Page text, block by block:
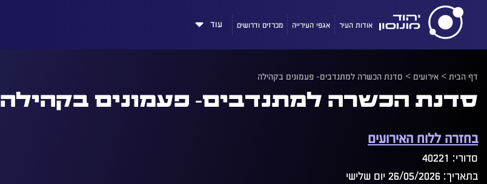
אודות העיר אגפי העירייה מכרזים ודרושים עוד
דף הבית> אירועים > סדנת הכשרה למתנדבים- פעמונים בקהילה
סדנת הכשרה למתנדבים- פעמונים בקהילה
בחזרה ללוח האירועים
סדורי: 40221
בתאריך: 26/05/2026 יום שלישי